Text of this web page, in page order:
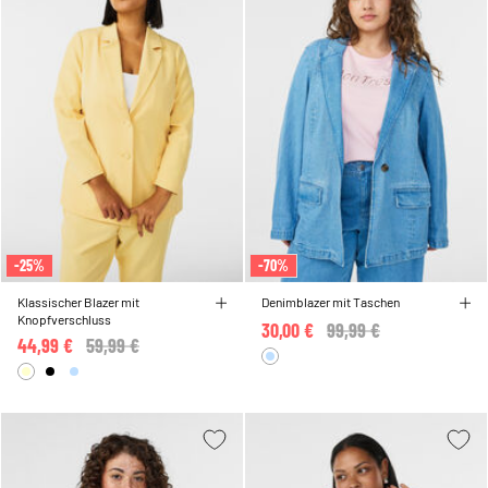
-25%
Klassischer Blazer mit
Knopfverschluss
Price reduced from
59,99 €
44,99 €
-70%
Denimblazer mit Taschen
Price reduced from
99,99 €
30,00 €